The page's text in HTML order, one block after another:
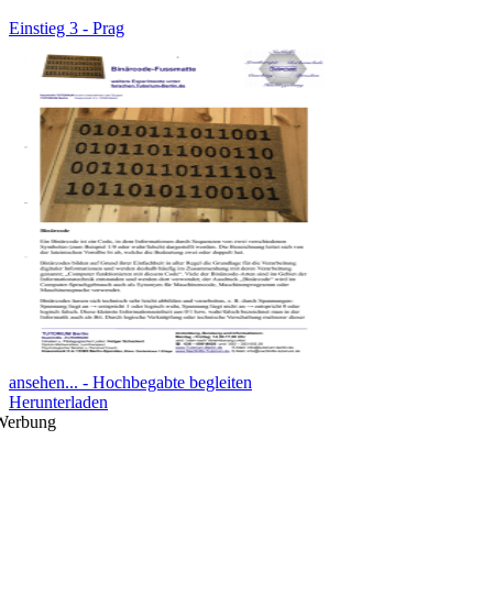
Einstieg 3 - Prag
ansehen... - Hochbegabte begleiten
Herunterladen